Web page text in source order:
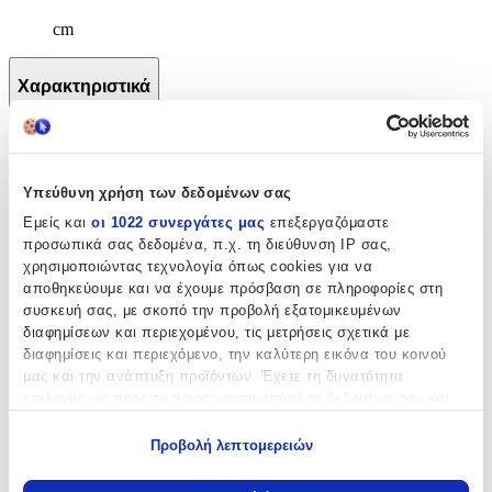
Υπεύθυνη χρήση των δεδομένων σας
Εμείς και οι 1022 συνεργάτες μας επεξεργαζόμαστε
προσωπικά σας δεδομένα, π.χ. τη διεύθυνση IP σας,
χρησιμοποιώντας τεχνολογία όπως cookies για να
αποθηκεύουμε και να έχουμε πρόσβαση σε πληροφορίες στη
συσκευή σας, με σκοπό την προβολή εξατομικευμένων
διαφημίσεων και περιεχομένου, τις μετρήσεις σχετικά με
διαφημίσεις και περιεχόμενο, την καλύτερη εικόνα του κοινού
μας και την ανάπτυξη προϊόντων. Έχετε τη δυνατότητα
Προβολή λεπτομερειών
cm
Χαρακτηριστικά
Κατασκευαστής:
Polo
Βασικά Χαρακτηριστικά
Χρώμα:
Μοβ
Φύλο:
Τύπος